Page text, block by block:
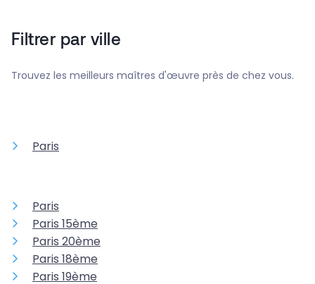
Filtrer par ville
Trouvez les meilleurs maîtres d'œuvre près de chez vous.
Paris
Paris
Paris 15ème
Paris 20ème
Paris 18ème
Paris 19ème